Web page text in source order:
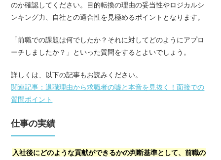
のか確認してください。目的転換の理由の妥当性やロジカルシ
ンキング力、自社との適合性を見極めるポイントとなります。
「前職での課題は何でしたか？それに対してどのようにアプロ
ーチしましたか？」といった質問をするとよいでしょう。
詳しくは、以下の記事もお読みください。
関連記事：退職理由から求職者の嘘と本音を見抜く！面接での
質問ポイント
仕事の実績
入社後にどのような貢献ができるかの判断基準として、前職の